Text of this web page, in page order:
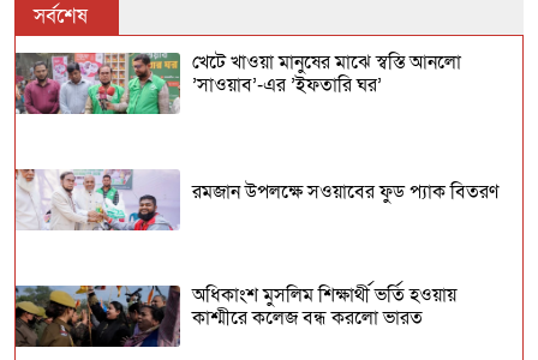
স্বৈরাচার-গণহত্যাকারী, থাকছে রাতের ভোটের
কথাও
প্রকাশিত হলো বুয়েটের ভর্তি পরীক্ষার ফল,
সর্বশেষ
খেটে খাওয়া মানুষের মাঝে স্বস্তি আনলো
’সাওয়াব’-এর ’ইফতারি ঘর’
রমজান উপলক্ষে সওয়াবের ফুড প্যাক বিতরণ
অধিকাংশ মুসলিম শিক্ষার্থী ভর্তি হওয়ায়
কাশ্মীরে কলেজ বন্ধ করলো ভারত